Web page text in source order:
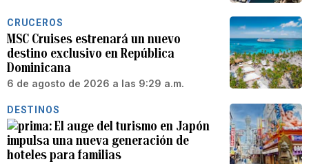
CRUCEROS
MSC Cruises estrenará un nuevo
destino exclusivo en República
Dominicana
6 de agosto de 2026 a las 9:29 a.m.
DESTINOS
El auge del turismo en Japón
impulsa una nueva generación de
hoteles para familias